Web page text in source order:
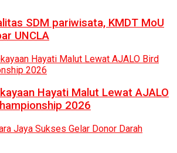
SDM pariwisata, KMDT MoU
UNCLA
Hayati Malut Lewat AJALO
2026